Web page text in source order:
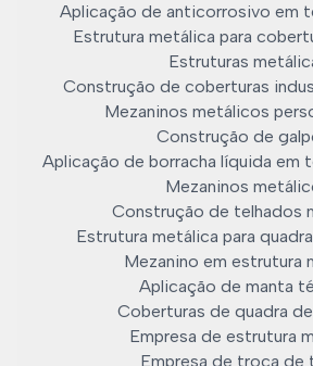
Aplicação de anticorrosivo em
Estrutura metálica para
Estruturas
Construção de coberturas
Mezaninos metálicos
Construção de
Aplicação de borracha líquida em
Mezaninos
Construção de telhados
Estrutura metálica para
Mezanino em estrutura
Aplicação de manta
Coberturas de quadra
Empresa de estrutura
Empresa de troca de